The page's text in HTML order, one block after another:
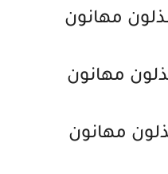
مهانون
مهانون
مهانون